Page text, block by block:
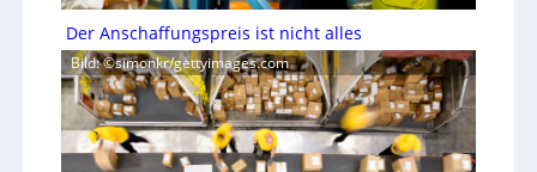
Der Anschaffungspreis ist nicht alles
Bild: ©simonkr/gettyimages.com